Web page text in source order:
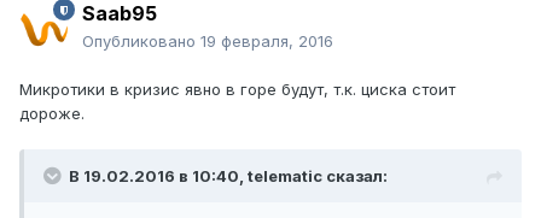
Saab95
Опубликовано 19 февраля, 2016
Микротики в кризис явно в горе будут, т.к. циска стоит
дороже.
В 19.02.2016 в 10:40, telematic сказал: